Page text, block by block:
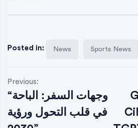
Posted in: News Sports News
Previous:
“وجهات السفر: الباحة
في قلب التحول ورؤية